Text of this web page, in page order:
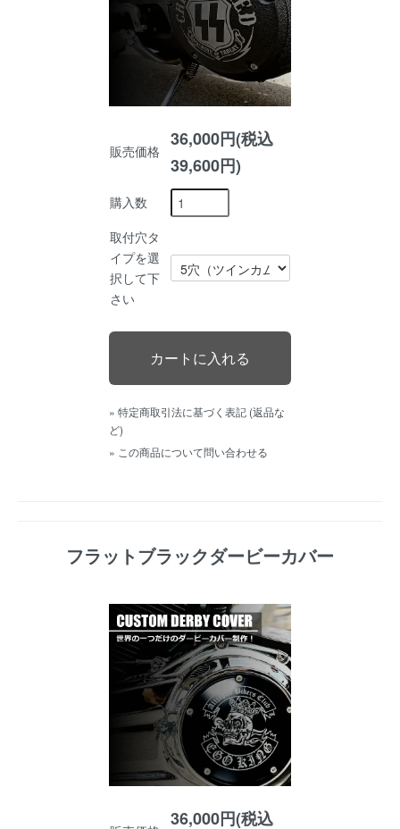
販売価格
36,000円(税込
39,600円)
購入数
取付穴タ
イプを選
択して下
さい
» 特定商取引法に基づく表記 (返品な
ど)
» この商品について問い合わせる
フラットブラックダービーカバー
36,000円(税込